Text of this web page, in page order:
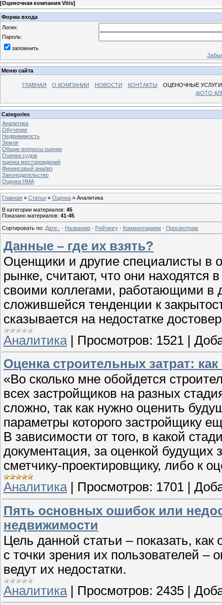
[Оценочная компания Vitis]
Форма входа
Логин:
Пароль:
запомнить
Меню сайта
ГЛАВНАЯ О КОМПАНИИ НОВОСТИ КОНТАКТЫ
ОЦЕНОЧНЫЕ УСЛУГИ
фОТО
Categories
Аналитика
Обучение
Недвижимость
Земля
Общие вопросы оценки
Оценка судов
оценка месторождений
Финансовый анализ
Законодательство
Оценка НМА
Главная » Статьи » Оценка » Аналитика
В категории материалов: 45
Показано материалов: 41-45
Сортировать по: Дате · Названию · Рейтингу · Комментариям · Просмотрам
Данные – где их взять?
Оценщики и другие специалисты в
рынке, считают, что они находятся
своими коллегами, работающими в
сложившейся тенденции к
сказывается на недостатке
Аналитика | Просмотров: 1521 |
Оценка строительных затрат:
«Во сколько мне обойдется
всех застройщиков на разных
сложно, так как нужно оценить
параметры которого застройщику
В зависимости от того, в какой
документация, за оценкой будущих
сметчику-проектировщику, либо к
Аналитика| Просмотров: 1701
Пять основных ошибок или
недвижимости
Цель данной статьи – показать,
с точки зрения их пользователей –
ведут их недостатки.
Аналитика| Просмотров: 2435